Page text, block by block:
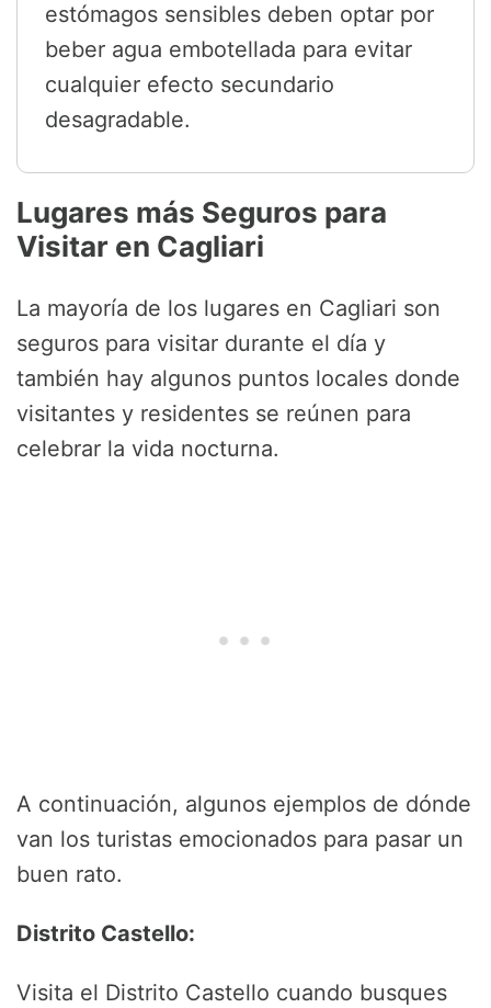
estómagos sensibles deben optar por
beber agua embotellada para evitar
cualquier efecto secundario
desagradable.
Lugares más Seguros para
Visitar en Cagliari
La mayoría de los lugares en Cagliari son
seguros para visitar durante el día y
también hay algunos puntos locales donde
visitantes y residentes se reúnen para
celebrar la vida nocturna.
A continuación, algunos ejemplos de dónde
van los turistas emocionados para pasar un
buen rato.
Distrito Castello:
Visita el Distrito Castello cuando busques